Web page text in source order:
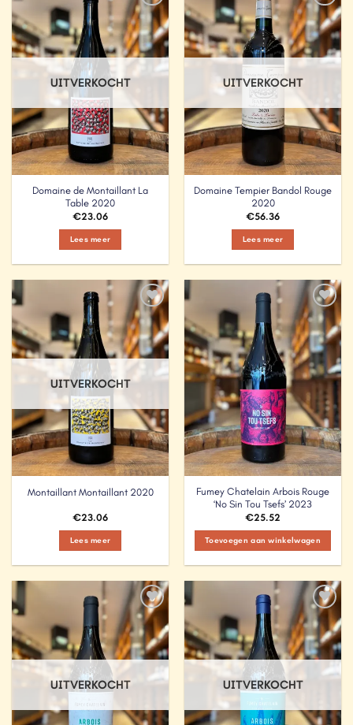
Add to
Wishlist
UITVERKOCHT
Domaine de Montaillant La
Table 2020
€23.06
Lees meer
Add to
Wishlist
UITVERKOCHT
Domaine Tempier Bandol Rouge
2020
€56.36
Lees meer
Add to
Wishlist
UITVERKOCHT
Montaillant Montaillant 2020
€23.06
Lees meer
Add to
Wishlist
Fumey Chatelain Arbois Rouge
‘No Sin Tou Tsefs’ 2023
€25.52
Toevoegen aan winkelwagen
Add to
Wishlist
UITVERKOCHT
Add to
Wishlist
UITVERKOCHT